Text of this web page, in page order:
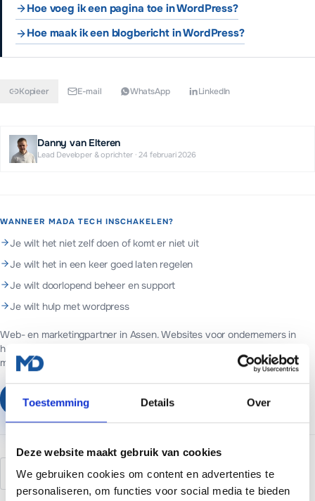
Toestemming Details Over
Deze website maakt gebruik van cookies
We gebruiken cookies om content en advertenties te
personaliseren, om functies voor social media te bieden
Hoe voeg ik een pagina toe in WordPress?
Hoe maak ik een blogbericht in WordPress?
Kopieer E-mail WhatsApp LinkedIn
Danny van Elteren
Lead Developer & oprichter·24 februari 2026
WANNEER MADA TECH INSCHAKELEN?
Je wilt het niet zelf doen of komt er niet uit
Je wilt het in een keer goed laten regelen
Je wilt doorlopend beheer en support
Je wilt hulp met wordpress
Web- en marketingpartner in Assen. Websites voor ondernemers in
heel Nederland.
managed hosting en basis SEO.
Plan een vrijblijvend gesprek
revisies autosave backup versies